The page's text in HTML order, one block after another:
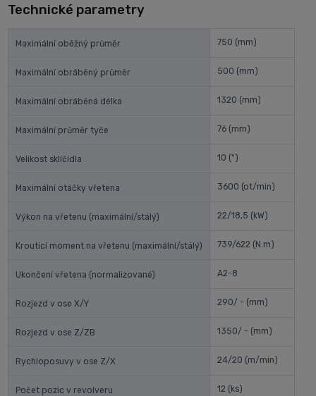
Technické parametry
Maximální oběžný průměr 750 (mm)
Maximální obráběný průměr 500 (mm)
Maximální obráběná délka 1320 (mm)
Maximální průměr tyče 76 (mm)
Velikost sklíčidla 10 (")
Maximální otáčky vřetena 3600 (ot/min)
Výkon na vřetenu (maximální/stálý) 22/18,5 (kW)
Krouticí moment na vřetenu (maximální/stálý) 739/622 (N.m)
Ukončení vřetena (normalizované) A2-8
Rozjezd v ose X/Y 290/ - (mm)
Rozjezd v ose Z/ZB 1350/ - (mm)
Rychloposuvy v ose Z/X 24/20 (m/min)
Počet pozic v revolveru 12 (ks)